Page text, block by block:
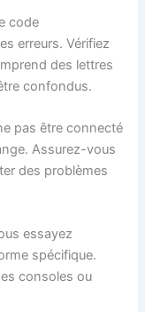
code
erreurs. Vérifiez
des lettres
confondus.
pas être connecté
Assurez-vous
des problèmes
essayez
spécifique.
consoles ou